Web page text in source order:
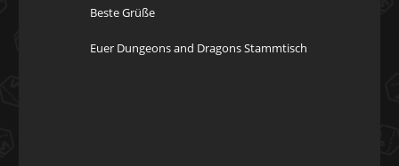
Beste Grüße
Euer Dungeons and Dragons Stammtisch